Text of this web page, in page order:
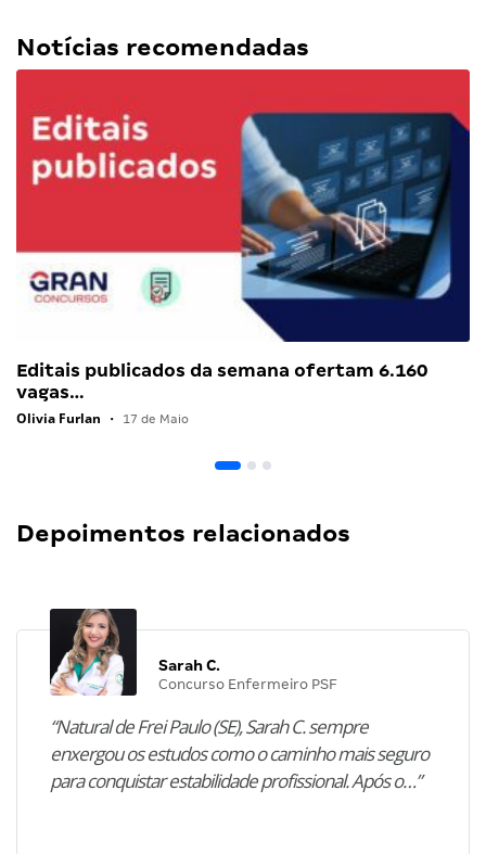
Notícias recomendadas
Editais publicados da semana ofertam 6.160
vagas…
Olivia Furlan • 17 de Maio
Depoimentos relacionados
Sarah C.
Concurso Enfermeiro PSF
“Natural de Frei Paulo (SE), Sarah C. sempre
enxergou os estudos como o caminho mais seguro
para conquistar estabilidade profissional. Após o…”